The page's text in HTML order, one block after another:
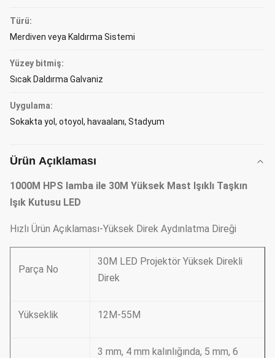
Türü:
Merdiven veya Kaldırma Sistemi
Yüzey bitmiş:
Sıcak Daldırma Galvaniz
Uygulama:
Sokakta yol, otoyol, havaalanı, Stadyum
Ürün Açıklaması
1000M HPS lamba ile 30M Yüksek Mast Işıklı Taşkın
Işık Kutusu LED
Hızlı Ürün Açıklaması-Yüksek Direk Aydınlatma Direği
Parça No
30M LED Projektör Yüksek Direkli
Direk
Yükseklik 12M-55M
3 mm, 4 mm kalınlığında, 5 mm, 6